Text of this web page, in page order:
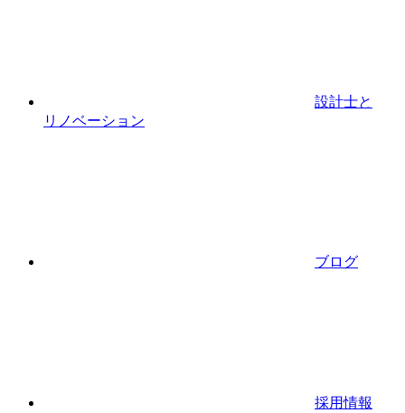
設計士と
リノベーション
ブログ
採用情報